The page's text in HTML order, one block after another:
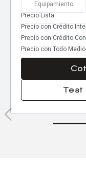
Equipamiento
Precio Lista
Precio con Crédito
Precio con Crédito
Precio con Todo
Test